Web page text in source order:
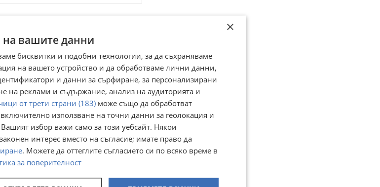
John Deere
София
€
лв
Балировачка John
Deere Щипка за
гр. Асеновград,
06 август
700€
1 369,08
×
на вашите данни
бисквитки и подобни технологии, за да съхраняваме
на вашето устройство и да обработваме лични данни,
и данни за сърфиране, за персонализирани
на реклами и съдържание, анализ на аудиторията и
от трети страни (183) може също да обработват
използване на точни данни за геолокация и
избор важи само за този уебсайт. Някои
интерес вместо на съгласие; имате право да
. Можете да оттеглите съгласието си по всяко време в
за поверителност